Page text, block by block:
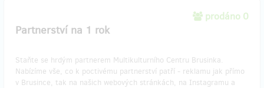
prodáno 0
Partnerství na 1 rok
Staňte se hrdým partnerem Multikulturního Centru Brusinka.
Nabízíme vše, co k poctivému partnerství patří - reklamu jak přímo
v Brusince, tak na našich webových stránkách, na Instagramu a